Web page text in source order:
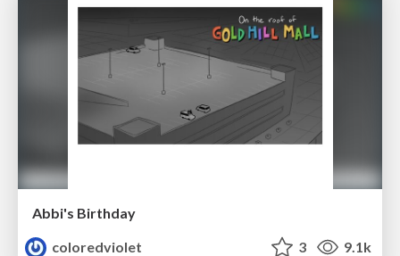
Abbi's Birthday
coloredviolet
3 9.1k